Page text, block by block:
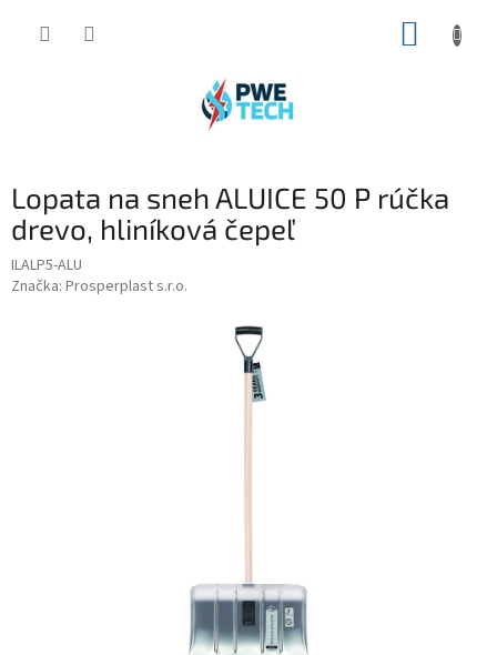
Lopata na sneh ALUICE 50 P rúčka
drevo, hliníková čepeľ
ILALP5-ALU
Značka: Prosperplast s.r.o.